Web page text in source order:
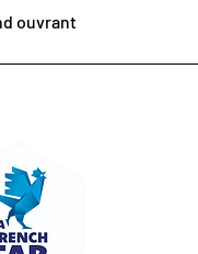
ouvrant